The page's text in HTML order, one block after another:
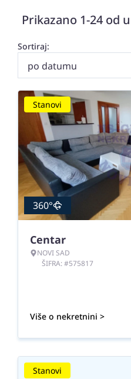
Prikazano 1-24 od
Sortiraj:
po datumu
Stanovi
360°
Centar
NOVI SAD
ŠIFRA: #575817
Više o nekretnini >
Stanovi